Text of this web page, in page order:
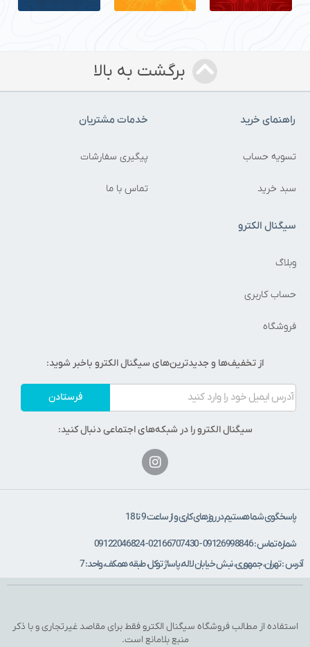
برگشت به بالا
خرید
حساب
خرید
خدمات مشتریان
پیگیری سفارشات
تماس با ما
الکترو
کاربری
از تخفیف‌ها و جدیدترین‌های سیگنال الکترو باخبر شوید:
فرستادن
سیگنال الکترو را در شبکه‌های اجتماعی دنبال کنید:
شما هستیم در روزهای کاری و از ساعت 9 تا 18
تماس : 09126998846 - 02166707430 - 09122046824
: تهران، جمهوری، نبش خیابان لاله، پاساژ توکل، طبقه همکف، واحد: 7
از مطالب فروشگاه سیگنال الکترو فقط برای مقاصد غیرتجاری و با ذکر
منبع بلامانع است.